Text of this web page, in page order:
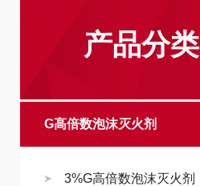
产品分类
G高倍数泡沫灭火剂
3%G高倍数泡沫灭火剂